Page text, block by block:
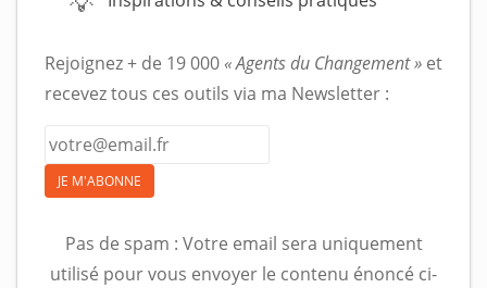
Rejoignez + de 19 000 « Agents du Changement » et
recevez tous ces outils via ma Newsletter :
JE M'ABONNE
Pas de spam : Votre email sera uniquement
utilisé pour vous envoyer le contenu énoncé ci-